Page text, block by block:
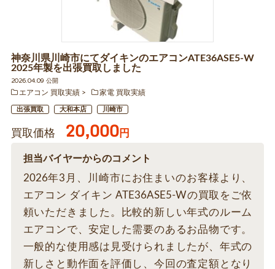
神奈川県川崎市にてダイキンのエアコンATE36ASE5-W
2025年製を出張買取しました
2026.04.09 公開
エアコン 買取実績
家電 買取実績
出張買取 大和本店 川崎市
買取価格 20,000円
担当バイヤーからのコメント
2026年3月、川崎市にお住まいのお客様より、
エアコン ダイキン ATE36ASE5-Wの買取をご依
頼いただきました。比較的新しい年式のルーム
エアコンで、安定した需要のあるお品物です。
一般的な使用感は見受けられましたが、年式の
新しさと動作面を評価し、今回の査定額となり